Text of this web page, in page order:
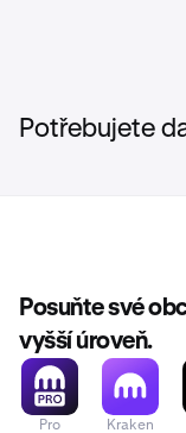
Potřebujete
Posuňte své
vyšší úroveň.
Pro Kraken